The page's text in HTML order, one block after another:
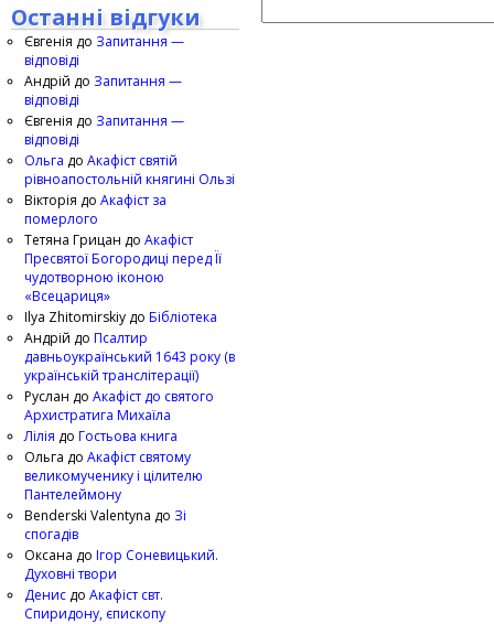
Останні відгуки
Євгенія до Запитання —
відповіді
Андрій до Запитання —
відповіді
Євгенія до Запитання —
відповіді
Ольга до Акафіст святій
рівноапостольній княгині Ользі
Вікторія до Акафіст за
померлого
Тетяна Грицан до Акафіст
Пресвятої Богородиці перед Її
чудотворною іконою
«Всецариця»
Ilya Zhitomirskiy до Бібліотека
Андрій до Псалтир
давньоукраїнський 1643 року (в
українській транслітерації)
Руслан до Акафіст до святого
Архистратига Михаїла
Лілія до Гостьова книга
Ольга до Акафіст святому
великомученику і цілителю
Пантелеймону
Benderski Valentyna до Зі
спогадів
Оксана до Ігор Соневицький.
Духовні твори
Денис до Акафіст свт.
Спиридону, єпископу